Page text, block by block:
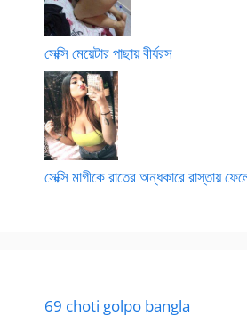
সেক্সি মেয়েটার পাছায় বীর্যরস
সেক্সি মাগীকে রাতের অন্ধকারে রাস্তায়
69 choti golpo bangla